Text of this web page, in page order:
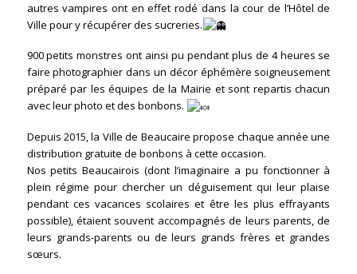
autres vampires ont en effet rodé dans la cour de l’Hôtel de
Ville pour y récupérer des sucreries.
900 petits monstres ont ainsi pu pendant plus de 4 heures se
faire photographier dans un décor éphémère soigneusement
préparé par les équipes de la Mairie et sont repartis chacun
avec leur photo et des bonbons.
Depuis 2015, la Ville de Beaucaire propose chaque année une
distribution gratuite de bonbons à cette occasion.
Nos petits Beaucairois (dont l’imaginaire a pu fonctionner à
plein régime pour chercher un déguisement qui leur plaise
pendant ces vacances scolaires et être les plus effrayants
possible), étaient souvent accompagnés de leurs parents, de
leurs grands-parents ou de leurs grands frères et grandes
sœurs.